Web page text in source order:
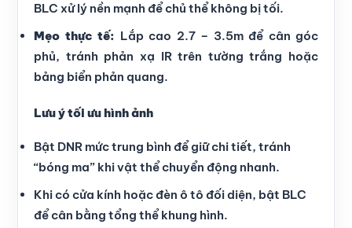
BLC xử lý nền mạnh để chủ thể không bị tối.
Mẹo thực tế: Lắp cao 2.7 – 3.5m để cân góc
phủ, tránh phản xạ IR trên tường trắng hoặc
bảng biển phản quang.
Lưu ý tối ưu hình ảnh
Bật DNR mức trung bình để giữ chi tiết, tránh
“bóng ma” khi vật thể chuyển động nhanh.
Khi có cửa kính hoặc đèn ô tô đối diện, bật BLC
để cân bằng tổng thể khung hình.